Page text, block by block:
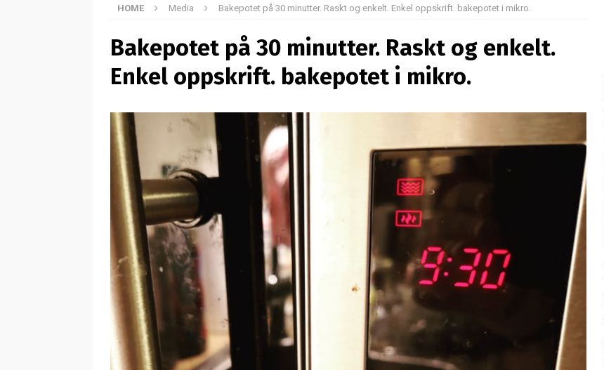
HOME Media Bakepotet på 30 minutter. Raskt og enkelt. Enkel oppskrift. bakepotet i mikro.
Bakepotet på 30 minutter. Raskt og enkelt.
Enkel oppskrift. bakepotet i mikro.